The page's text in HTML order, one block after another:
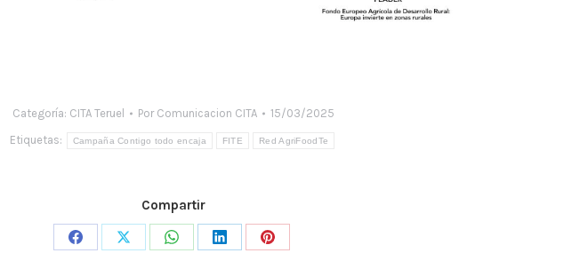
Categoría: CITA Teruel Por Comunicacion CITA 15/03/2025
Etiquetas: Campaña Contigo todo encaja FITE Red AgriFoodTe
Compartir
Share Share Share Share Share